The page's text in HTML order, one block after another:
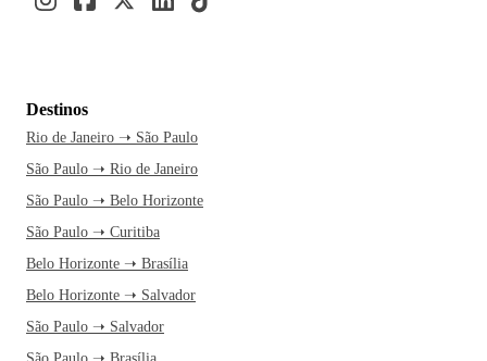
Destinos
Rio de Janeiro ➝ São Paulo
São Paulo ➝ Rio de Janeiro
São Paulo ➝ Belo Horizonte
São Paulo ➝ Curitiba
Belo Horizonte ➝ Brasília
Belo Horizonte ➝ Salvador
São Paulo ➝ Salvador